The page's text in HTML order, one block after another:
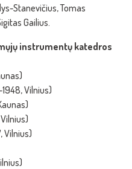
Stanevičius, Tomas
Gailius.
instrumentų katedros
Vilnius)
Vilnius)